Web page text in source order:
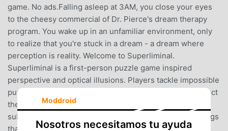
game. No ads.Falling asleep at 3AM, you close your eyes
to the cheesy commercial of Dr. Pierce's dream therapy
program. You wake up in an unfamiliar environment, only
to realize that you're stuck in a dream - a dream where
perception is reality. Welcome to Superliminal.
Superliminal is a first-person puzzle game inspired
perspective and optical illusions. Players tackle impossible
puzzles by thinking outside the box and learning to expect
the unexpected. This game features a wonderfully
subdued world, an intriguingly voiced narrative, and things
that are really weird.
Moddroid
Nosotros necesitamos tu ayuda